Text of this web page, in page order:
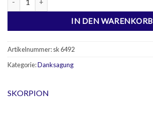
IN DEN WARENKORB
Artikelnummer:sk 6492
Kategorie:Danksagung
SKORPION